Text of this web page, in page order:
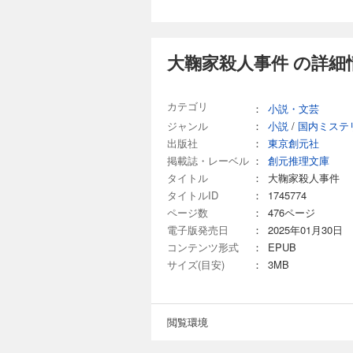
大鞠家殺人事件 の詳細
カテゴリ ：
小説・文芸
ジャンル
： 小説 / 国内ミステ
出版社
：
東京創元社
掲載誌・レーベル ：
創元推理文庫
タイトル
：
大鞠家殺人事件
タイトルID
：
1745774
ページ数
：
476ページ
電子版発売日
：
2025年01月30日
コンテンツ形式
：
EPUB
サイズ(目安)
： 3MB
閲覧環境